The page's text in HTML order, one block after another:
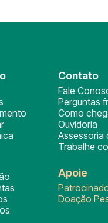
Contato
Fale
Perguntas
Como
Ouvidoria
Assessoria
Trabalhe
Apoie
Doação